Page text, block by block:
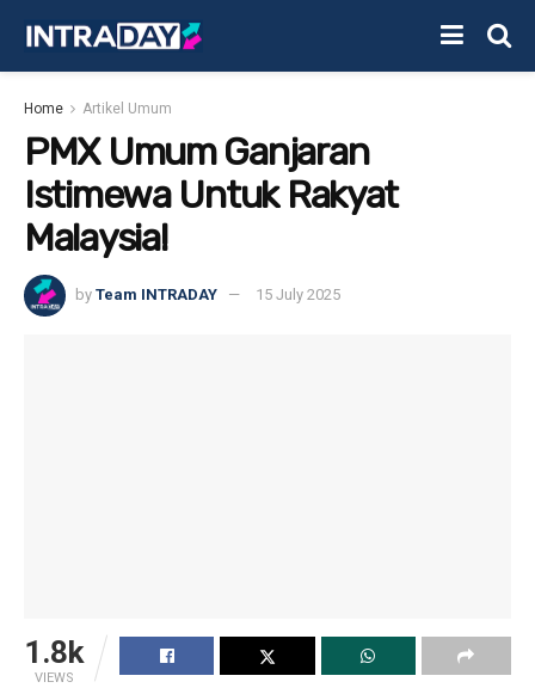
Home Artikel Umum
PMX Umum Ganjaran
Istimewa Untuk Rakyat
Malaysia!
by Team INTRADAY 15 July 2025
1.8k
VIEWS